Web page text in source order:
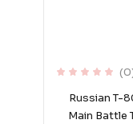
Russian T-
Main Battle